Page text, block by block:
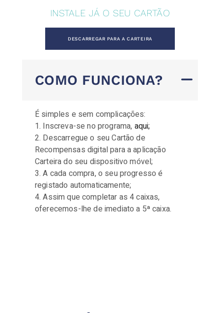
INSTALE JÁ O SEU CARTÃO
DESCARREGAR PARA A CARTEIRA
COMO FUNCIONA?
É simples e sem complicações:
Inscreva-se no programa, aqui;
Descarregue o seu Cartão de
Recompensas digital para a aplicação
Carteira do seu dispositivo móvel;
A cada compra, o seu progresso é
registado automaticamente;
Assim que completar as 4 caixas,
oferecemos-lhe de imediato a 5ª caixa.